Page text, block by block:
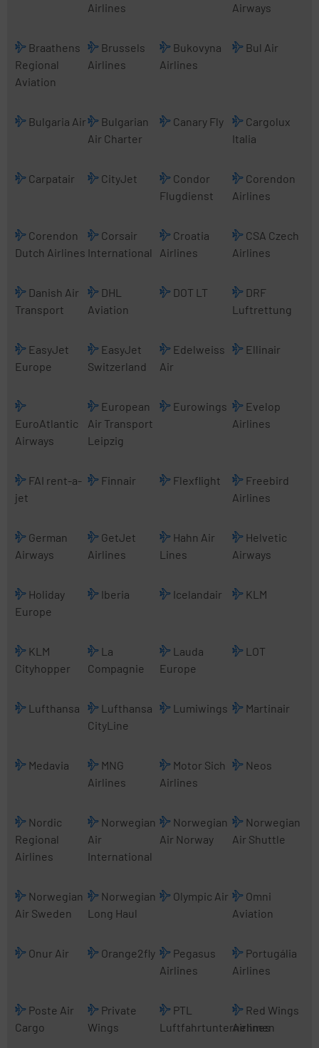
Airlines
Airways
Braathens
Regional
Aviation
Brussels
Airlines
Bukovyna
Airlines
Bul Air
Bulgaria Air
Bulgarian
Air Charter
Canary Fly
Cargolux
Italia
Carpatair CityJet
Condor
Flugdienst
Corendon
Airlines
Corendon
Dutch Airlines
Corsair
International
Croatia
Airlines
CSA Czech
Airlines
Danish Air
Transport
DHL
Aviation
DOT LT
DRF
Luftrettung
EasyJet
Europe
EasyJet
Switzerland
Edelweiss
Air
Ellinair
EuroAtlantic
Airways
European
Air Transport
Leipzig
Eurowings
Evelop
Airlines
FAI rent-a-
jet
Finnair Flexflight
Freebird
Airlines
German
Airways
GetJet
Airlines
Hahn Air
Lines
Helvetic
Airways
Holiday
Europe
Iberia Icelandair KLM
KLM
Cityhopper
La
Compagnie
Lauda
Europe
LOT
Lufthansa
Lufthansa
CityLine
Lumiwings Martinair
Medavia
MNG
Airlines
Motor Sich
Airlines
Neos
Nordic
Regional
Airlines
Norwegian
Air
International
Norwegian
Air Norway
Norwegian
Air Shuttle
Norwegian
Air Sweden
Norwegian
Long Haul
Olympic Air
Omni
Aviation
Onur Air Orange2fly
Pegasus
Airlines
Portugália
Airlines
Poste Air
Cargo
Private
Wings
PTL
Luftfahrtunternehmen
Red Wings
Airlines